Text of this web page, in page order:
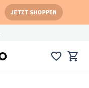
JETZT SHOPPEN